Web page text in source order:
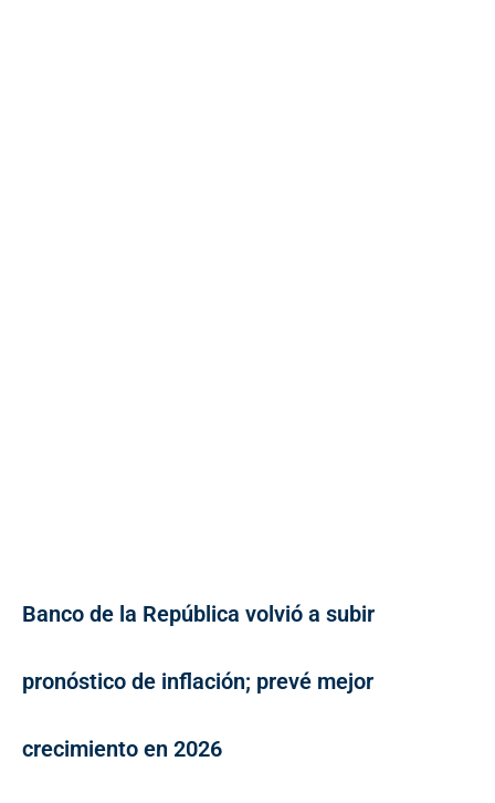
Banco de la República volvió a subir
pronóstico de inflación; prevé mejor
crecimiento en 2026